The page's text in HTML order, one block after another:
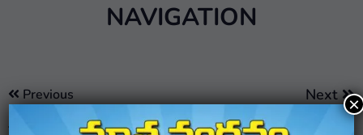
NAVIGATION
Previous
Jayashankar
Next
Kumuram Bheem
×